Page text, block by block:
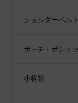
ショルダーベルト
ポーチ・ポシェ
小物類